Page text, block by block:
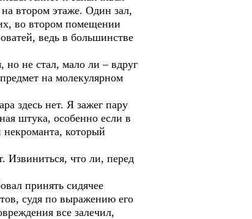
втором этаже. Один зал,
во втором помещении
ведь в большинстве
не стал, мало ли – вдруг
на молекулярном
здесь нет. Я зажег пару
штука, особенно если в
который
что ли, перед
принять сидячее
судя по выражению его
все залечил,